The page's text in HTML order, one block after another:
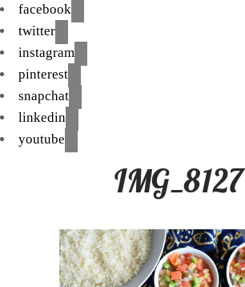
facebook
twitter
instagram
pinterest
snapchat
linkedin
youtube
IMG_8127